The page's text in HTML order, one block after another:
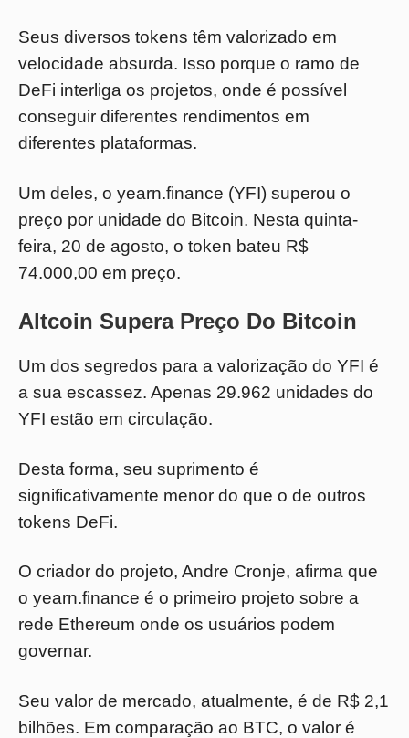
Seus diversos tokens têm valorizado em
velocidade absurda. Isso porque o ramo de
DeFi interliga os projetos, onde é possível
conseguir diferentes rendimentos em
diferentes plataformas.
Um deles, o yearn.finance (YFI) superou o
preço por unidade do Bitcoin. Nesta quinta-
feira, 20 de agosto, o token bateu R$
74.000,00 em preço.
Altcoin Supera Preço Do Bitcoin
Um dos segredos para a valorização do YFI é
a sua escassez. Apenas 29.962 unidades do
YFI estão em circulação.
Desta forma, seu suprimento é
significativamente menor do que o de outros
tokens DeFi.
O criador do projeto, Andre Cronje, afirma que
o yearn.finance é o primeiro projeto sobre a
rede Ethereum onde os usuários podem
governar.
Seu valor de mercado, atualmente, é de R$ 2,1
bilhões. Em comparação ao BTC, o valor é